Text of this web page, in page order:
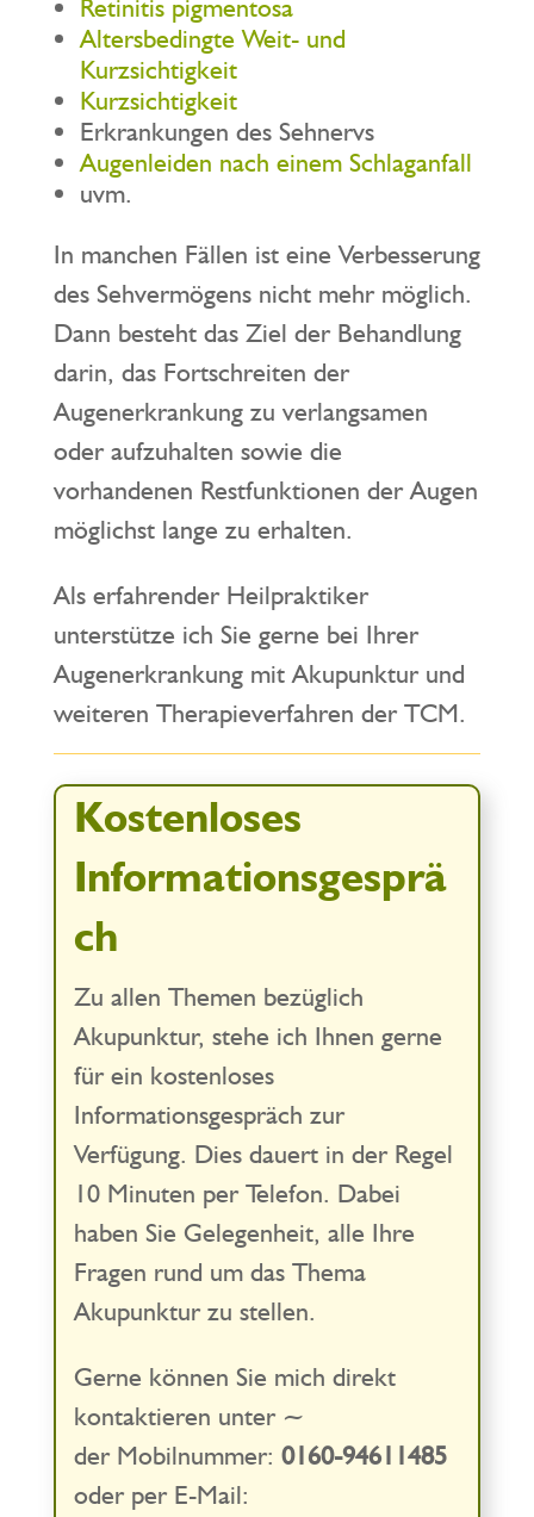
Retinitis pigmentosa
Altersbedingte Weit- und
Kurzsichtigkeit
Kurzsichtigkeit
Erkrankungen des Sehnervs
Augenleiden nach einem Schlaganfall
uvm.
In manchen Fällen ist eine Verbesserung
des Sehvermögens nicht mehr möglich.
Dann besteht das Ziel der Behandlung
darin, das Fortschreiten der
Augenerkrankung zu verlangsamen
oder aufzuhalten sowie die
vorhandenen Restfunktionen der Augen
möglichst lange zu erhalten.
Als erfahrender Heilpraktiker
unterstütze ich Sie gerne bei Ihrer
Augenerkrankung mit Akupunktur und
weiteren Therapieverfahren der TCM.
Kostenloses
Informationsgesprä
ch
Zu allen Themen bezüglich
Akupunktur, stehe ich Ihnen gerne
für ein kostenloses
Informationsgespräch zur
Verfügung. Dies dauert in der Regel
10 Minuten per Telefon. Dabei
haben Sie Gelegenheit, alle Ihre
Fragen rund um das Thema
Akupunktur zu stellen.
Gerne können Sie mich direkt
kontaktieren unter ~
der Mobilnummer: 0160-94611485
oder per E-Mail: